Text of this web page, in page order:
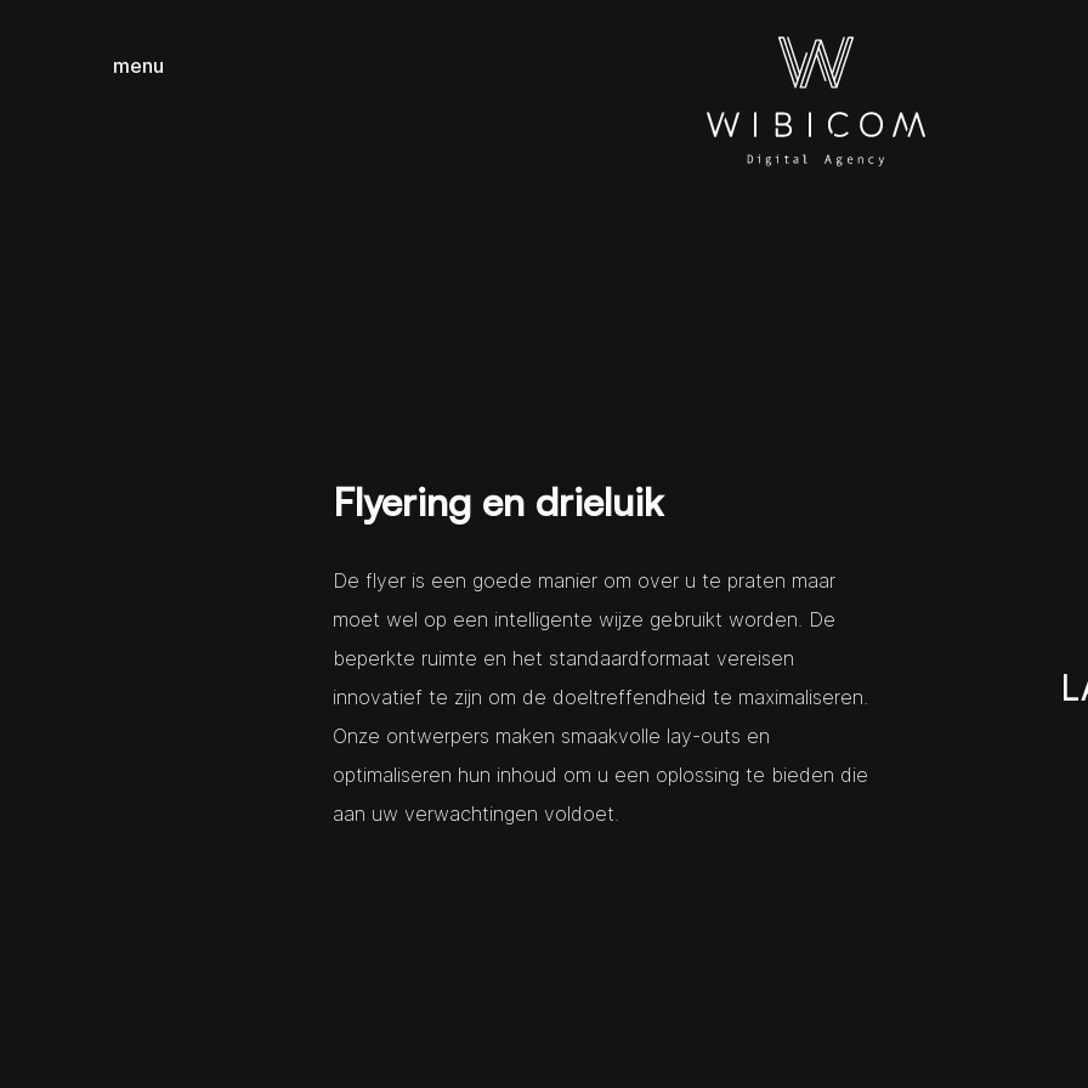
menu
Flyering en drieluik
De flyer is een goede manier om over u te praten maar
moet wel op een intelligente wijze gebruikt worden. De
beperkte ruimte en het standaardformaat vereisen
innovatief te zijn om de doeltreffendheid te maximaliseren.
Onze ontwerpers maken smaakvolle lay-outs en
optimaliseren hun inhoud om u een oplossing te bieden die
aan uw verwachtingen voldoet.